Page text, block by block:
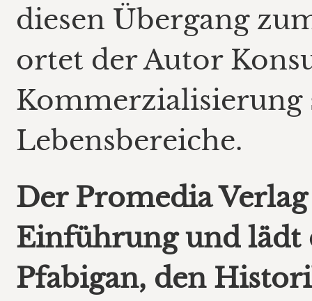
diesen Übergang
ortet der Autor
Kommerzialisierung
Lebensbereiche.
Der Promedia
Einführung und lädt
Pfabigan, den